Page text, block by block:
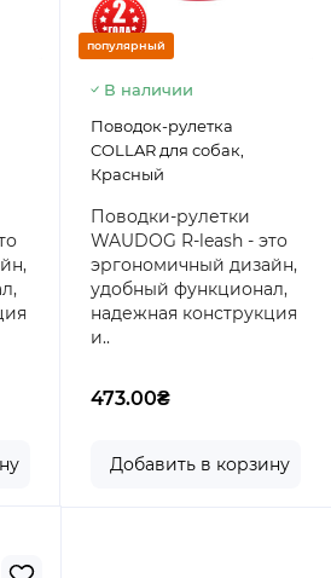
популярный
В наличии
Поводок-рулетка
COLLAR для собак,
Красный
Поводки-рулетки
WAUDOG R-leash - это
эргономичный дизайн,
удобный функционал,
надежная конструкция
и..
473.00₴
Добавить в корзину